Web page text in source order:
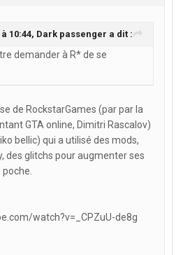
à 10:44, Dark passenger a dit :
demander à R* de se
de RockstarGames (par par la
GTA online, Dimitri Rascalov)
bellic) qui a utilisé des mods,
des glitchs pour augmenter ses
watch?v=_CPZuU-de8g